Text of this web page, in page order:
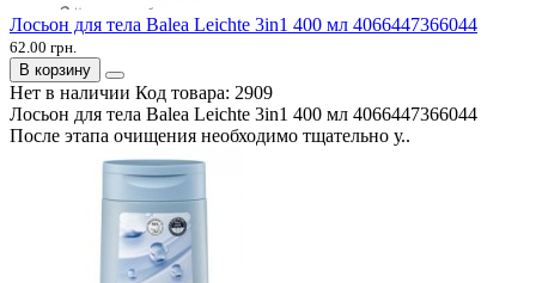
Лосьон для тела Balea Leichte 3in1 400 мл 4066447366044
62.00 грн.
В корзину
Нет в наличии Код товара: 2909
Лосьон для тела Balea Leichte 3in1 400 мл 4066447366044
После этапа очищения необходимо тщательно у..